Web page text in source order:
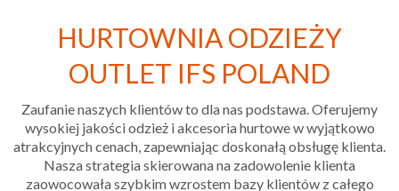
HURTOWNIA ODZIEŻY
OUTLET IFS POLAND
Zaufanie naszych klientów to dla nas podstawa. Oferujemy
wysokiej jakości odzież i akcesoria hurtowe w wyjątkowo
atrakcyjnych cenach, zapewniając doskonałą obsługę klienta.
Nasza strategia skierowana na zadowolenie klienta
zaowocowała szybkim wzrostem bazy klientów z całego